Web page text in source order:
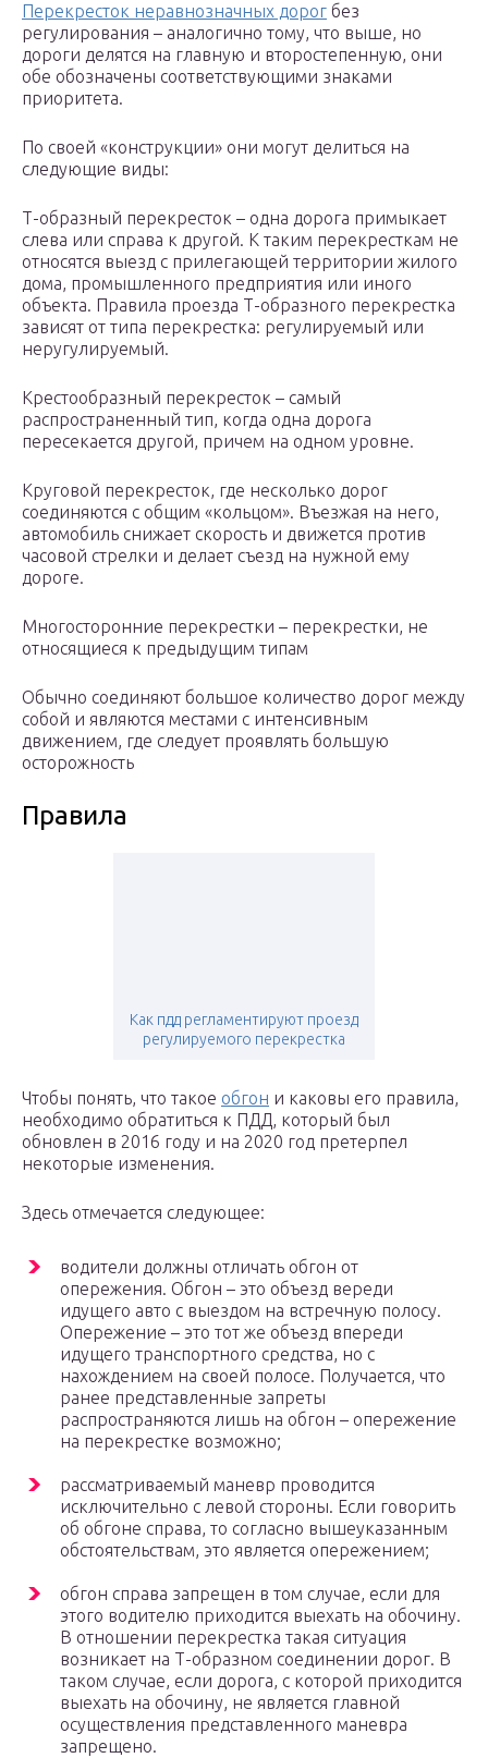
Перекресток неравнозначных дорог без
регулирования – аналогично тому, что выше, но
дороги делятся на главную и второстепенную, они
обе обозначены соответствующими знаками
приоритета.
По своей «конструкции» они могут делиться на
следующие виды:
Т-образный перекресток – одна дорога примыкает
слева или справа к другой. К таким перекресткам не
относятся выезд с прилегающей территории жилого
дома, промышленного предприятия или иного
объекта. Правила проезда Т-образного перекрестка
зависят от типа перекрестка: регулируемый или
неругулируемый.
Крестообразный перекресток – самый
распространенный тип, когда одна дорога
пересекается другой, причем на одном уровне.
Круговой перекресток, где несколько дорог
соединяются с общим «кольцом». Въезжая на него,
автомобиль снижает скорость и движется против
часовой стрелки и делает съезд на нужной ему
дороге.
Многосторонние перекрестки – перекрестки, не
относящиеся к предыдущим типам
Обычно соединяют большое количество дорог между
собой и являются местами с интенсивным
движением, где следует проявлять большую
осторожность
Правила
Как пдд регламентируют проезд
регулируемого перекрестка
Чтобы понять, что такое обгон и каковы его правила,
необходимо обратиться к ПДД, который был
обновлен в 2016 году и на 2020 год претерпел
некоторые изменения.
Здесь отмечается следующее:
водители должны отличать обгон от
опережения. Обгон – это объезд вереди
идущего авто с выездом на встречную полосу.
Опережение – это тот же объезд впереди
идущего транспортного средства, но с
нахождением на своей полосе. Получается, что
ранее представленные запреты
распространяются лишь на обгон – опережение
на перекрестке возможно;
рассматриваемый маневр проводится
исключительно с левой стороны. Если говорить
об обгоне справа, то согласно вышеуказанным
обстоятельствам, это является опережением;
обгон справа запрещен в том случае, если для
этого водителю приходится выехать на обочину.
В отношении перекрестка такая ситуация
возникает на Т-образном соединении дорог. В
таком случае, если дорога, с которой приходится
выехать на обочину, не является главной
осуществления представленного маневра
запрещено.